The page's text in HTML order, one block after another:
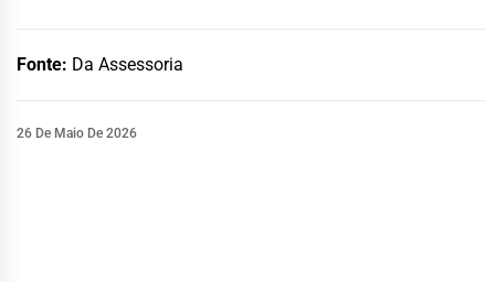
Fonte: Da Assessoria
26 De Maio De 2026